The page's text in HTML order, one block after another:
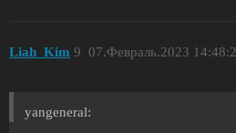
Liah_Kim 07.Февраль.2023
9
yangeneral: